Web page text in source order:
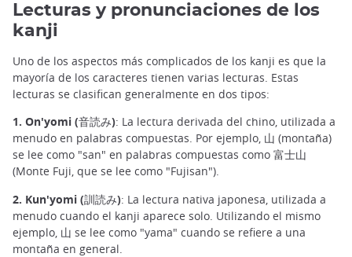
Lecturas y pronunciaciones de los
kanji
Uno de los aspectos más complicados de los kanji es que la
mayoría de los caracteres tienen varias lecturas. Estas
lecturas se clasifican generalmente en dos tipos:
1. On'yomi (音読み): La lectura derivada del chino, utilizada a
menudo en palabras compuestas. Por ejemplo, 山 (montaña)
se lee como "san" en palabras compuestas como 富士山
(Monte Fuji, que se lee como "Fujisan").
2. Kun'yomi (訓読み): La lectura nativa japonesa, utilizada a
menudo cuando el kanji aparece solo. Utilizando el mismo
ejemplo, 山 se lee como "yama" cuando se refiere a una
montaña en general.